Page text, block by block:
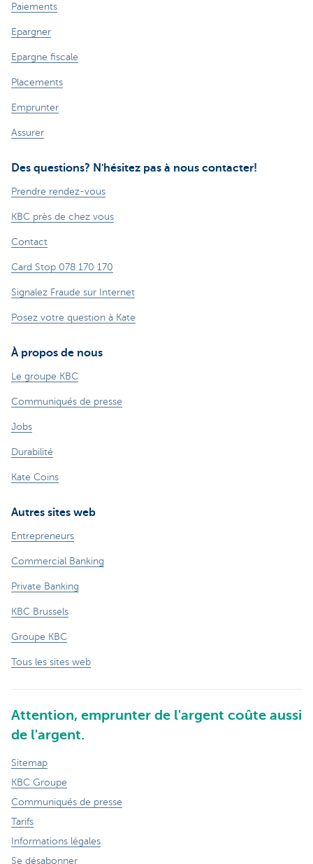
Paiements
Epargner
Epargne fiscale
Placements
Emprunter
Assurer
Des questions? N'hésitez pas à nous contacter!
Prendre rendez-vous
KBC près de chez vous
Contact
Card Stop 078 170 170
Signalez Fraude sur Internet
Posez votre question à Kate
À propos de nous
Le groupe KBC
Communiqués de presse
Jobs
Durabilité
Kate Coins
Autres sites web
Entrepreneurs
Commercial Banking
Private Banking
KBC Brussels
Groupe KBC
Tous les sites web
Attention, emprunter de l'argent coûte aussi
de l'argent.
Sitemap
KBC Groupe
Communiqués de presse
Tarifs
Informations légales
Se désabonner